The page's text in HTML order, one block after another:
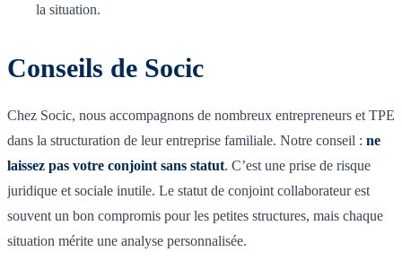
la situation.
Conseils de Socic
Chez Socic, nous accompagnons de nombreux entrepreneurs et TPE
dans la structuration de leur entreprise familiale. Notre conseil : ne
laissez pas votre conjoint sans statut. C’est une prise de risque
juridique et sociale inutile. Le statut de conjoint collaborateur est
souvent un bon compromis pour les petites structures, mais chaque
situation mérite une analyse personnalisée.